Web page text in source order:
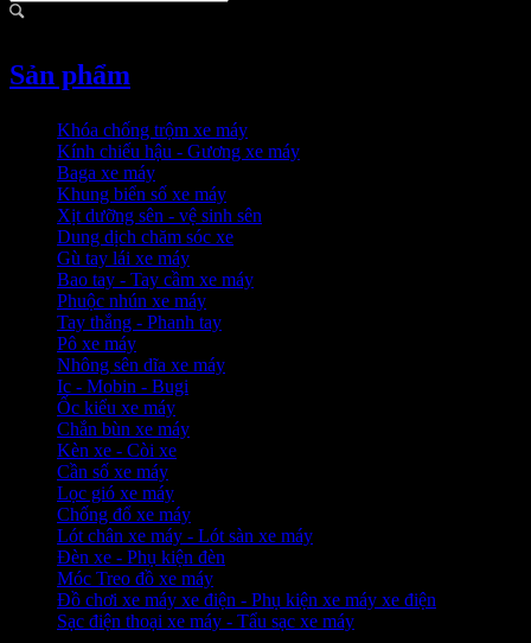
Sản phẩm
Khóa chống trộm xe máy
Kính chiếu hậu - Gương xe máy
Baga xe máy
Khung biển số xe máy
Xịt dưỡng sên - vệ sinh sên
Dung dịch chăm sóc xe
Gù tay lái xe máy
Bao tay - Tay cầm xe máy
Phuộc nhún xe máy
Tay thắng - Phanh tay
Pô xe máy
Nhông sên dĩa xe máy
Ic - Mobin - Bugi
Ốc kiểu xe máy
Chắn bùn xe máy
Kèn xe - Còi xe
Cần số xe máy
Lọc gió xe máy
Chống đổ xe máy
Lót chân xe máy - Lót sàn xe máy
Đèn xe - Phụ kiện đèn
Móc Treo đồ xe máy
Đồ chơi xe máy xe điện - Phụ kiện xe máy xe điện
Sạc điện thoại xe máy - Tẩu sạc xe máy